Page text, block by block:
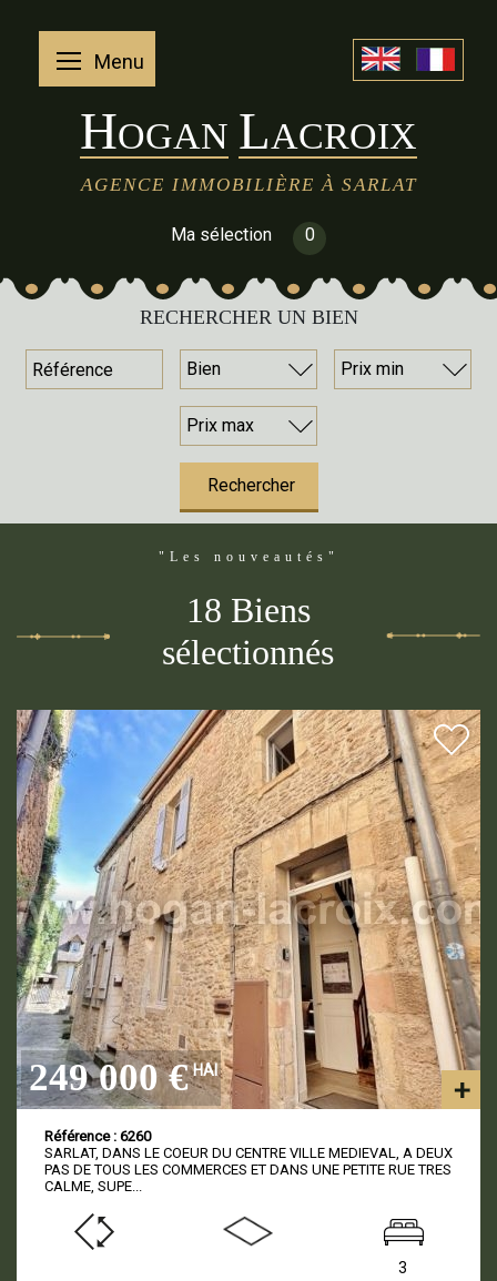
Menu
HOGAN LACROIX
AGENCE IMMOBILIÈRE À SARLAT
Ma sélection 0
RECHERCHER UN BIEN
"Les nouveautés"
18 Biens
sélectionnés
249 000 € HAI
Référence : 6260
SARLAT, DANS LE COEUR DU CENTRE VILLE MEDIEVAL, A DEUX
PAS DE TOUS LES COMMERCES ET DANS UNE PETITE RUE TRES
CALME, SUPE...
3